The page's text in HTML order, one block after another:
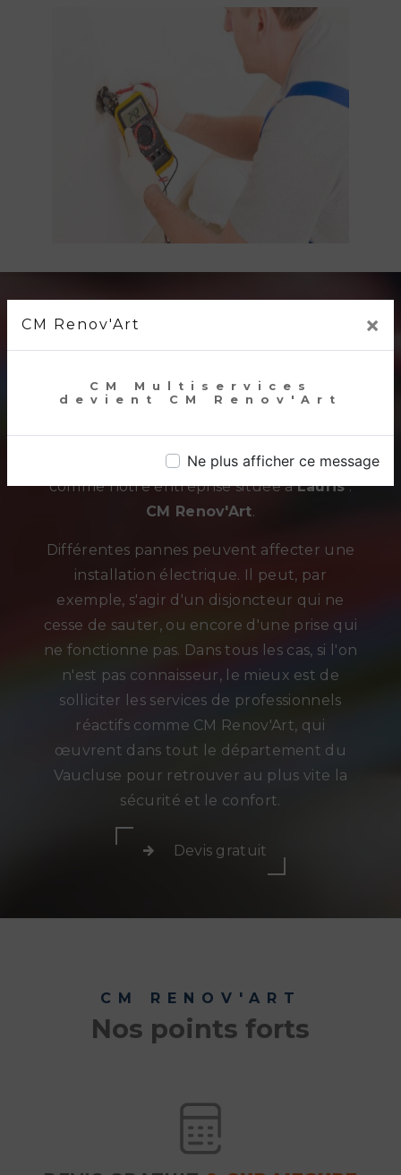
CM Renov'Art ×
CM Multiservices
devient CM Renov'Art
Ne plus afficher ce message
CM RENOV'ART
Dépannage électricité
Ledépannage électricitéfait partie des
prestations de professionnels spécialisés
comme notre entreprise située àLauris:
CM Renov'Art.
Différentes pannes peuvent affecter une
installation électrique. Il peut, par
exemple, s'agir d'un disjoncteur qui ne
cesse de sauter, ou encore d'une prise qui
ne fonctionne pas. Dans tous les cas, si l'on
n'est pas connaisseur, le mieux est de
solliciter les services de professionnels
réactifs comme CM Renov'Art, qui
œuvrent dans tout le département du
Vaucluse pour retrouver au plus vite la
sécurité et le confort.
Devis gratuit
CM RENOV'ART
Nos points forts